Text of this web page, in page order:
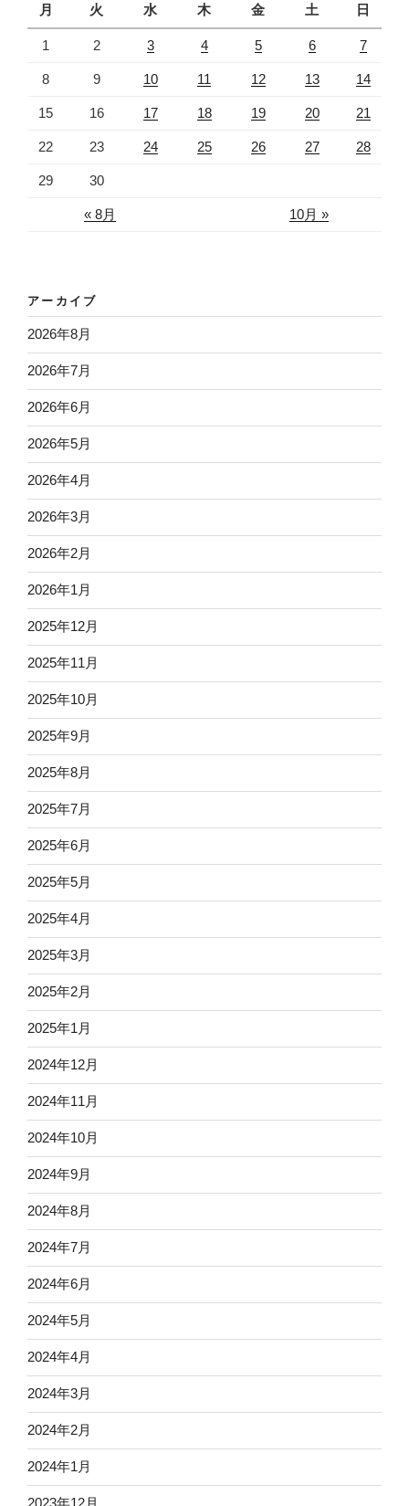
月
火 水 木 金 土 日
« 8月 10月 »
1 2 3 4 5 6 7
8 9 10 11 12 13 14
15 16 17 18 19 20 21
22 23 24 25 26 27 28
29 30
アーカイブ
2026年8月
2026年7月
2026年6月
2026年5月
2026年4月
2026年3月
2026年2月
2026年1月
2025年12月
2025年11月
2025年10月
2025年9月
2025年8月
2025年7月
2025年6月
2025年5月
2025年4月
2025年3月
2025年2月
2025年1月
2024年12月
2024年11月
2024年10月
2024年9月
2024年8月
2024年7月
2024年6月
2024年5月
2024年4月
2024年3月
2024年2月
2024年1月